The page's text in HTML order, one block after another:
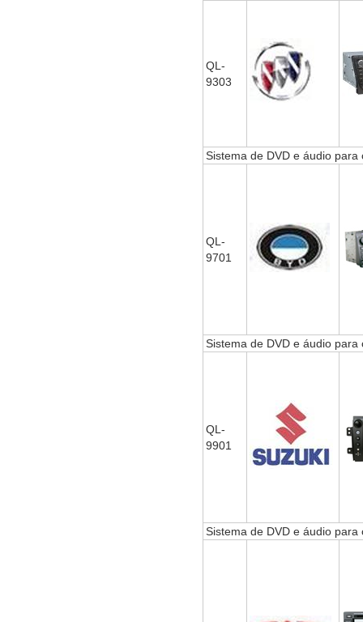
QL-
9303
Sistema de DVD e áudio para
QL-
9701
Sistema de DVD e áudio para
QL-
9901
Sistema de DVD e áudio para